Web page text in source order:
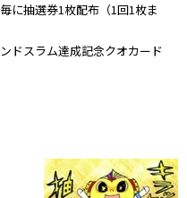
抽選券1枚配布（1回1枚ま
スラム達成記念クオカード